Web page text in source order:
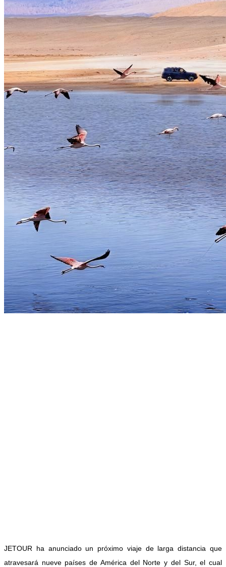
JETOUR ha anunciado un próximo viaje de larga distancia que
atravesará nueve países de América del Norte y del Sur, el cual